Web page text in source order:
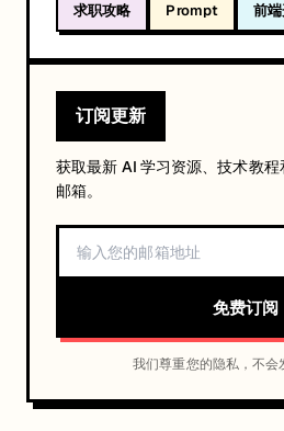
求职攻略 Prompt 前
订阅更新
获取最新 AI 学习资源、技术教
邮箱。
免费订阅
我们尊重您的隐私，不会